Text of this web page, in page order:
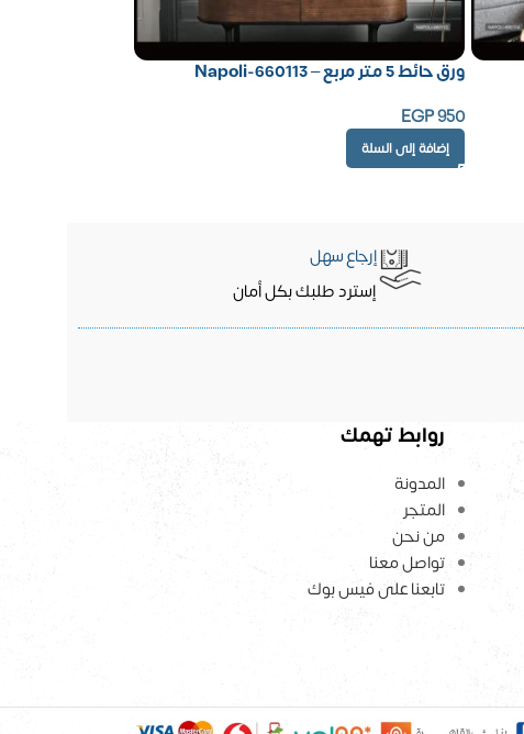
ورق حائط 5 متر مربع – Napoli-660113
EGP950
إضافة إلى السلة
إرجاع سهل
إسترد طلبك بكل أمان
روابط تهمك
المدونة
المتجر
من نحن
تواصل معنا
تابعنا على فيس بوك